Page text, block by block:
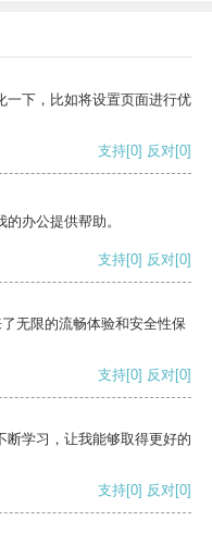
一下，比如将设置页面进行优
支持[0] 反对[0]
办公提供帮助。
支持[0] 反对[0]
无限的流畅体验和安全性保
支持[0] 反对[0]
断学习，让我能够取得更好的
支持[0] 反对[0]